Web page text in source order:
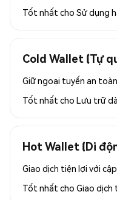
Tốt nhất cho Sử dụng
Cold Wallet (Tự
Giữ ngoại tuyến an
Tốt nhất cho Lưu trữ
Hot Wallet (Di
Giao dịch tiện lợi với
Tốt nhất cho Giao dịch